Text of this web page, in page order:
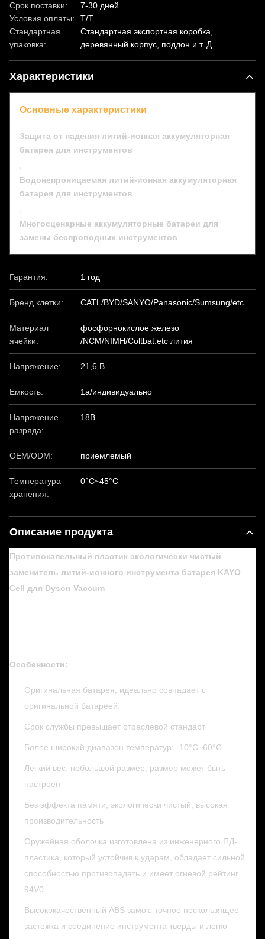
Срок поставки:
7-30 дней
Условия оплаты:
T/T.
Стандартная
упаковка:
Стандартная экспортная коробка,
деревянный корпус, поддон и т. Д.
Характеристики
Основные характеристики
Защита от падения литий-ионная аккумуляторная
батарея для инструментов
,
Водонепроницаемая литий-ионная аккумуляторная
батарея для инструментов
,
Многосценарные аккумуляторные батареи для
замены беспроводных инструментов
Гарантия: 1 год
Бренд клетки: CATL/BYD/SANYO/Panasonic/Sumsung/etc.
Материал
ячейки:
фосфорнокислое железо
/NCM/NIMH/Coltbat.etc лития
Напряжение: 21,6 В.
Емкость: 1a/индивидуально
Напряжение
разряда:
18В
OEM/ODM: приемлемый
Температура
хранения:
0°C~45°C
Описание продукта
Противокапельный пластик экологически чистый
заменитель литий-ионного инструмента батарея KAYO
Cell для Dyson Vaccum
Особенности:
Оригинальная батарея, идеально совпадает с
оригинальной батареей.
Срок службы превышает отраслевой стандарт
Более широкий диапазон температур: -10°C~60°C
Легкий вес, небольшой размер, размер может быть
настроен
Без эффекта памяти, экологически чистый, высокая
производительность
Оружейная оболочка изготовлена из инженерного ПД-
пластика, который устойчив к ударам, обладает сильной
способностью противопадать и имеет огневой рейтинг
94V0
Высококачественный ABS замок: точное нескользящее
застежка и соединение инструмента тверды и легко